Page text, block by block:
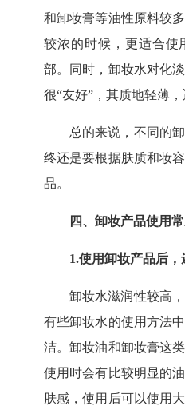
和卸妆膏等油性原料较
较浓的时候，更适合使
部。同时，卸妆水对化
很“友好”，其质地轻薄
总的来说，不同的
终还是要根据肤质和妆
品。
四、 卸妆产品使用
1.使用卸妆产品后，
卸妆水滋润性较高
有些卸妆水的使用方法
洁。卸妆油和卸妆膏这
使用时会有比较明显的
肤感，使用后可以使用